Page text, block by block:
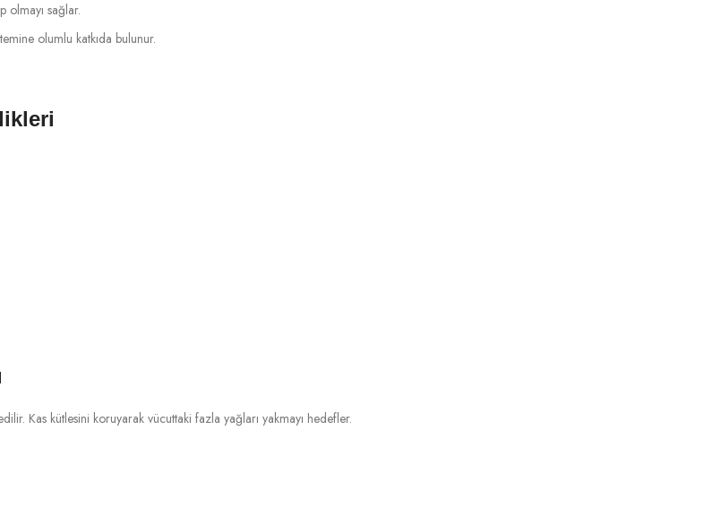
olmayı sağlar.
olumlu katkıda bulunur.
Kas kütlesini koruyarak vücuttaki fazla yağları yakmayı hedefler.